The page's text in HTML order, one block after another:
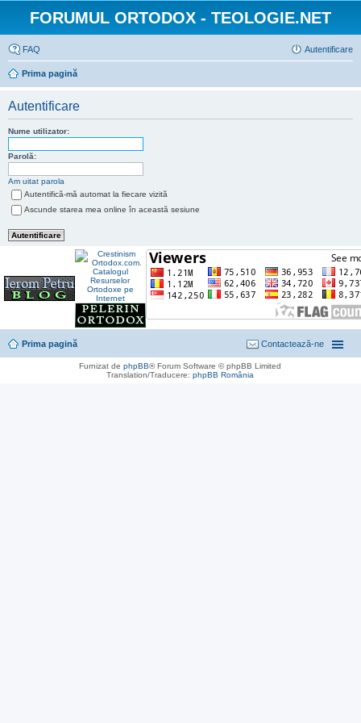
FORUMUL ORTODOX - TEOLOGIE.NET
FAQ Autentificare
Prima pagină
Autentificare
Nume utilizator:
Parolă:
Am uitat parola
Autentifică-mă automat la fiecare vizită
Ascunde starea mea online în această sesiune
Prima pagină Contactează-ne
Furnizat dephpBB® Forum Software © phpBB Limited
Translation/Traducere:phpBB România